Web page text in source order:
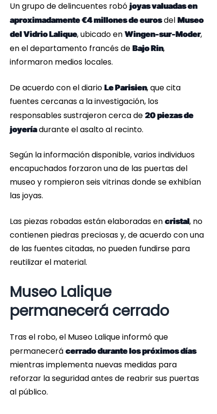
Un grupo de delincuentes robó joyas valuadas en
aproximadamente €4 millones de eurosdel Museo
del Vidrio Lalique, ubicado en Wingen-sur-Moder,
en el departamento francés de Bajo Rin,
informaron medios locales.
De acuerdo con el diario Le Parisien, que cita
fuentes cercanas a la investigación, los
responsables sustrajeron cerca de 20 piezas de
joyeríadurante el asalto al recinto.
Según la información disponible, varios individuos
encapuchados forzaron una de las puertas del
museo y rompieron seis vitrinas donde se exhibían
las joyas.
Las piezas robadas están elaboradas en cristal, no
contienen piedras preciosas y, de acuerdo con una
de las fuentes citadas, no pueden fundirse para
reutilizar el material.
Museo Lalique
permanecerá cerrado
Tras el robo, el Museo Lalique informó que
permanecerá cerrado durante los próximos días
mientras implementa nuevas medidas para
reforzar la seguridad antes de reabrir sus puertas
al público.